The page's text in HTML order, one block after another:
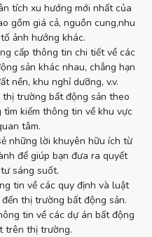
tích xu hướng mới nhất của
gồm giá cả, nguồn cung,nhu
ảnh hưởng khác.
cấp thông tin chi tiết về các
sản khác nhau, chẳng hạn
nền, khu nghỉ dưỡng, v.v.
trường bất động sản theo
kiếm thông tin về khu vực
tâm.
những lời khuyên hữu ích từ
để giúp bạn đưa ra quyết
sáng suốt.
tin về các quy định và luật
thị trường bất động sản.
tin về các dự án bất động
trên thị trường.